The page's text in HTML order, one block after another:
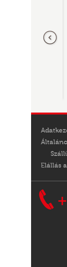
Elállás